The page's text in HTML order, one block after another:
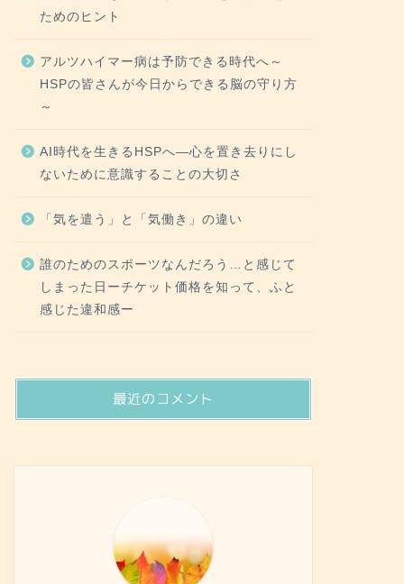
ためのヒント
アルツハイマー病は予防できる時代へ～
HSPの皆さんが今日からできる脳の守り方
～
AI時代を生きるHSPへ―心を置き去りにし
ないために意識することの大切さ
「気を遣う」と「気働き」の違い
誰のためのスポーツなんだろう…と感じて
しまった日ーチケット価格を知って、ふと
感じた違和感ー
最近のコメント